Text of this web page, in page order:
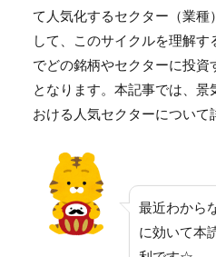
て人気化するセクター（業種
して、このサイクルを理解
でどの銘柄やセクターに投資
となります。本記事では、景
おける人気セクターについて
最近わから
に効いて本